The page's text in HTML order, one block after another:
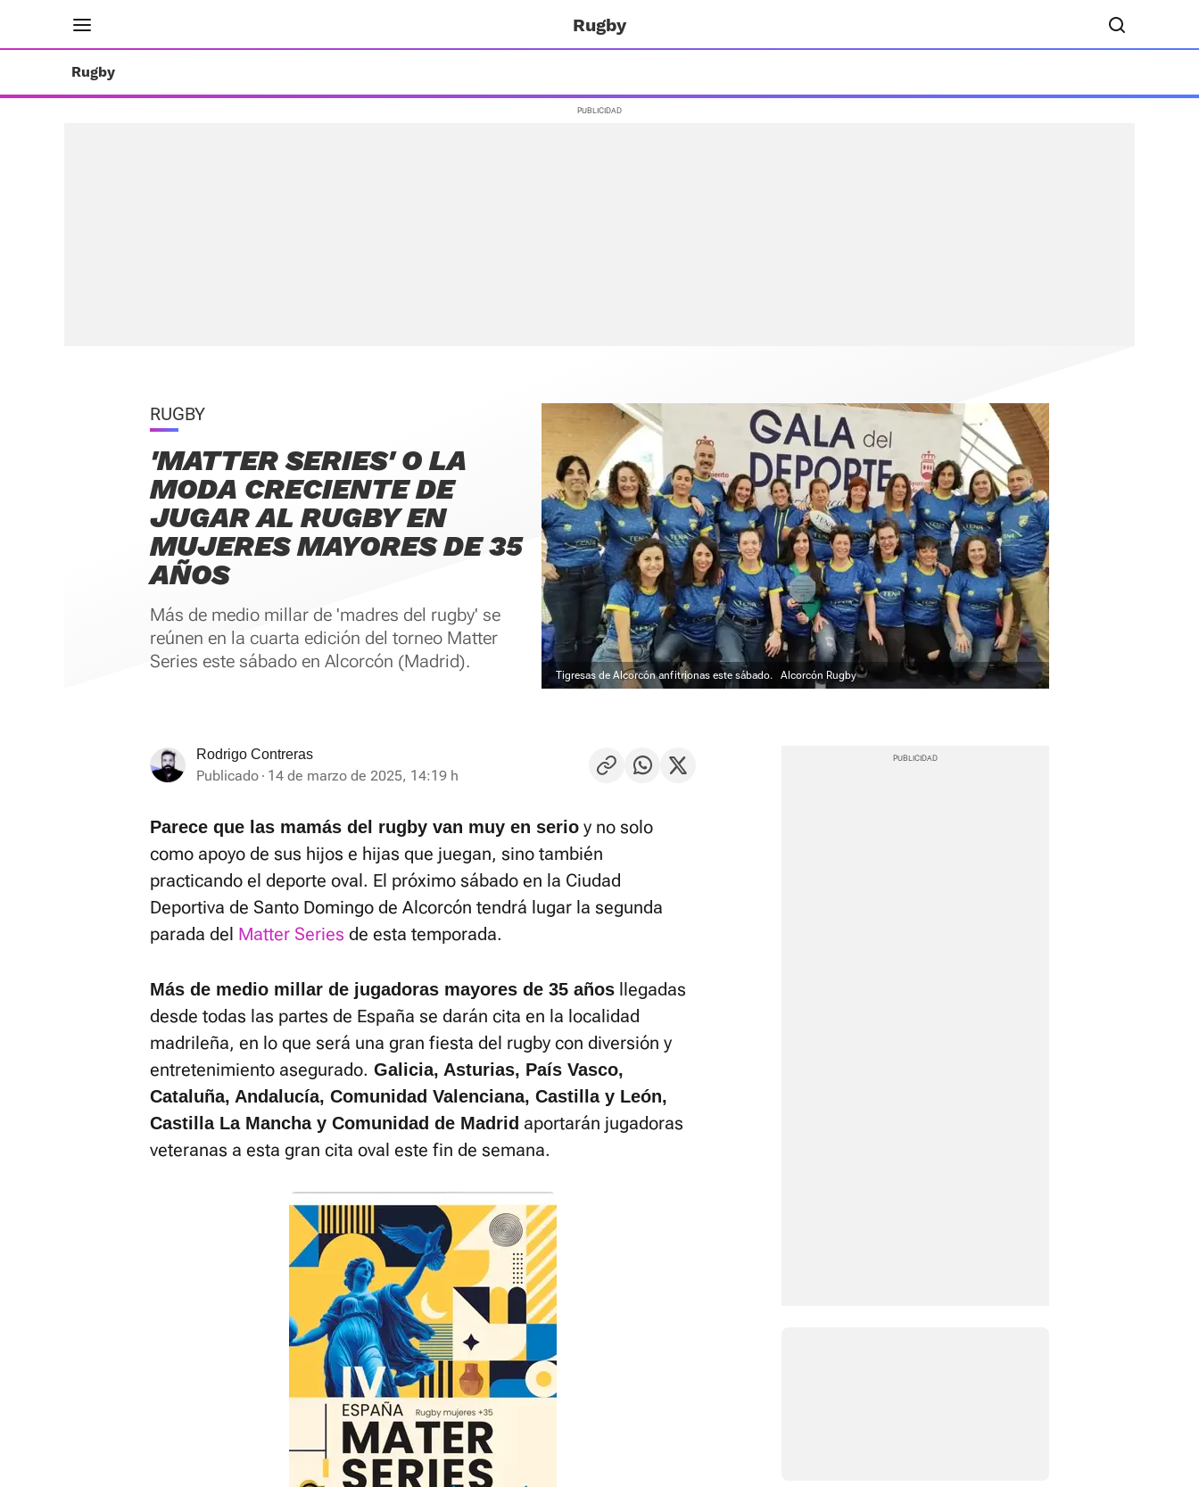
Rugby
Rugby
RUGBY
'MATTER SERIES' O LA
MODA CRECIENTE DE
JUGAR AL RUGBY EN
MUJERES MAYORES DE 35
AÑOS
Más de medio millar de 'madres del rugby' se
reúnen en la cuarta edición del torneo Matter
Series este sábado en Alcorcón (Madrid).
Tigresas de Alcorcón anfitrionas este sábado. Alcorcón Rugby
Rodrigo Contreras
Publicado 14 de marzo de 2025, 14:19 h
Parece que las mamás del rugby van muy en serio y no solo
como apoyo de sus hijos e hijas que juegan, sino también
practicando el deporte oval. El próximo sábado en la Ciudad
Deportiva de Santo Domingo de Alcorcón tendrá lugar la segunda
parada del Matter Series de esta temporada.
Más de medio millar de jugadoras mayores de 35 años llegadas
desde todas las partes de España se darán cita en la localidad
madrileña, en lo que será una gran fiesta del rugby con diversión y
entretenimiento asegurado. Galicia, Asturias, País Vasco,
Cataluña, Andalucía, Comunidad Valenciana, Castilla y León,
Castilla La Mancha y Comunidad de Madrid aportarán jugadoras
veteranas a esta gran cita oval este fin de semana.